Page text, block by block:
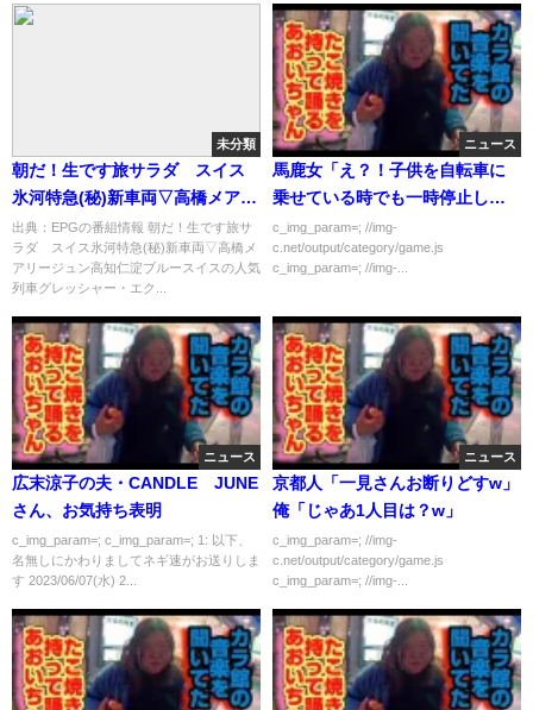
未分類
朝だ！生です旅サラダ スイス
氷河特急(秘)新車両▽高橋メアリ
ージュン高知仁淀ブルー[字]…の
番組内容解析まとめ
出典：EPGの番組情報 朝だ！生です旅サ
ラダ スイス氷河特急(秘)新車両▽高橋メ
アリージュン高知仁淀ブルースイスの人気
列車グレッシャー・エク...
ニュース
馬鹿女「え？！子供を自転車に
乗せている時でも一時停止しな
くちゃいけないの？！」
c_img_param=; //img-
c.net/output/category/game.js
c_img_param=; //img-...
ニュース
広末涼子の夫・CANDLE JUNE
さん、お気持ち表明
c_img_param=; c_img_param=; 1: 以下、
名無しにかわりましてネギ速がお送りしま
す 2023/06/07(水) 2...
ニュース
京都人「一見さんお断りどすw」
俺「じゃあ1人目は？w」
c_img_param=; //img-
c.net/output/category/game.js
c_img_param=; //img-...